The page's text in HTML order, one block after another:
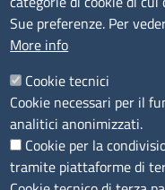
Accessibilità
IBAN e pagamenti
Informative privacy e
Verifiche PA
Attuazione misure
Modulistica
Sue preferenze. Per
More info
Cookie tecnici
Cookie necessari per il
analitici anonimizzati.
Cookie per la
tramite piattaforme di